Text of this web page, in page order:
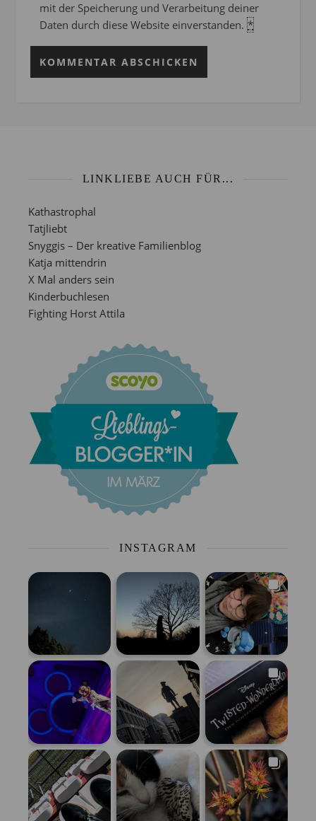
mit der Speicherung und Verarbeitung deiner
Daten durch diese Website einverstanden. *
LINKLIEBE AUCH FÜR...
Kathastrophal
Tatjliebt
Snyggis – Der kreative Familienblog
Katja mittendrin
X Mal anders sein
Kinderbuchlesen
Fighting Horst Attila
INSTAGRAM